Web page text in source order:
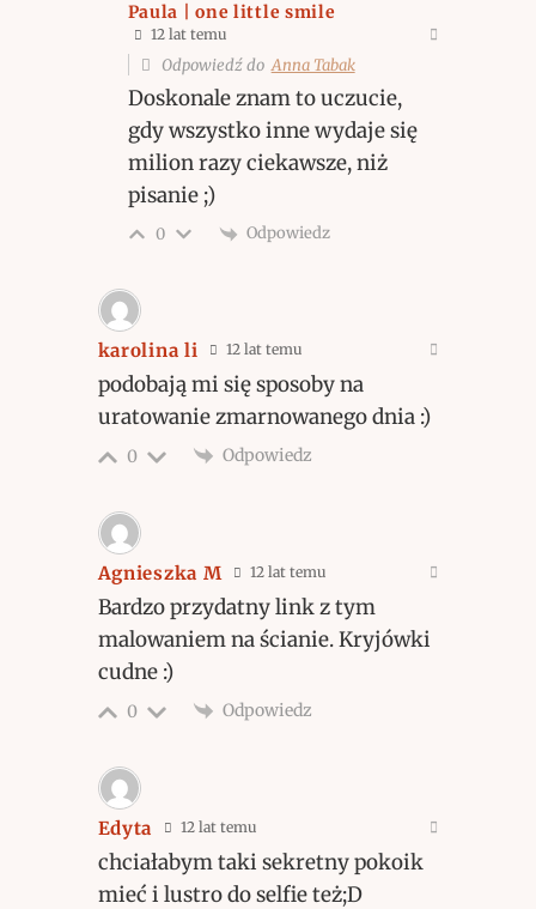
Paula | one little smile
12 lat temu
Odpowiedź doAnna Tabak
Doskonale znam to uczucie,
gdy wszystko inne wydaje się
milion razy ciekawsze, niż
pisanie ;)
0 Odpowiedz
karolina li 12 lat temu
podobają mi się sposoby na
uratowanie zmarnowanego dnia :)
0 Odpowiedz
Agnieszka M 12 lat temu
Bardzo przydatny link z tym
malowaniem na ścianie. Kryjówki
cudne :)
0 Odpowiedz
Edyta 12 lat temu
chciałabym taki sekretny pokoik
mieć i lustro do selfie też;D